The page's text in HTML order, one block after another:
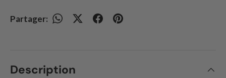
Partager:
Description